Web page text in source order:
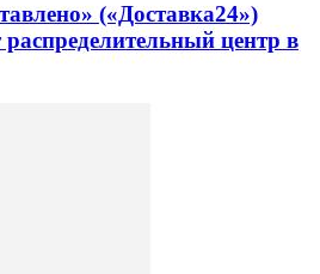
(«Доставка24»)
центр в